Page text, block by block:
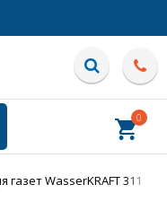
0
газет WasserKRAFT 311